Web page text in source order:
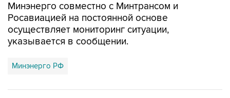
Минэнерго совместно с Минтрансом и
Росавиацией на постоянной основе
осуществляет мониторинг ситуации,
указывается в сообщении.
Минэнерго РФ